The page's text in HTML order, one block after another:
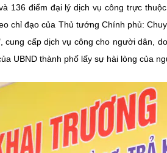
136 điểm đại lý dịch vụ công trực
chỉ đạo của Thủ tướng Chính phủ:
cung cấp dịch vụ công cho người dân,
UBND thành phố lấy sự hài lòng của